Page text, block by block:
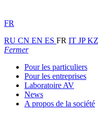
FR
RU CN EN ES FR IT JPKZ
Fermer
Pour les particuliers
Pour les entreprises
Laboratoire AV
News
A propos de la société